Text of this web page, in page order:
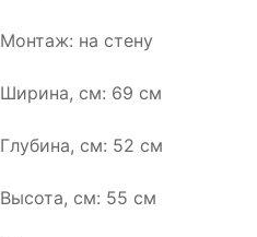
Монтаж: на стену
Ширина, см: 69 см
Глубина, см: 52 см
Высота, см: 55 см